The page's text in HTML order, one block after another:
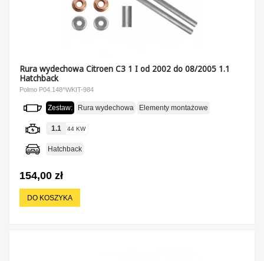
Rura wydechowa Citroen C3 1 I od 2002 do 08/2005 1.1
Hatchback
Polmo P04.148^WKIT-984
Zestaw: Rura wydechowa Elementy montażowe
1.1 44 KW
Hatchback
154,00 zł
DO KOSZYKA